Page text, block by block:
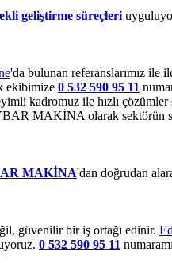
geliştirme süreçleri
'da bulunan referanslarımız ile
ekibimize 0 532 590 95 11
kadromuz ile hızlı çözümler
MAKİNA olarak sektörün
MAKİNA'dan doğrudan
güvenilir bir iş ortağı edinir.
0 532 590 95 11